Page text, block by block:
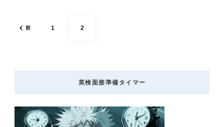
投
送
前 固
1 固
2
英検面接準備タイマー